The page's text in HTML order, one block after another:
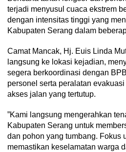
terjadi menyusul cuaca ekstrem
dengan intensitas tinggi yang
Kabupaten Serang dalam
​Camat Mancak, Hj. Euis Linda
langsung ke lokasi kejadian,
segera berkoordinasi dengan
personel serta peralatan
akses jalan yang tertutup.
​”Kami langsung mengerahkan
Kabupaten Serang untuk
dan pohon yang tumbang. Fokus
memastikan keselamatan warga